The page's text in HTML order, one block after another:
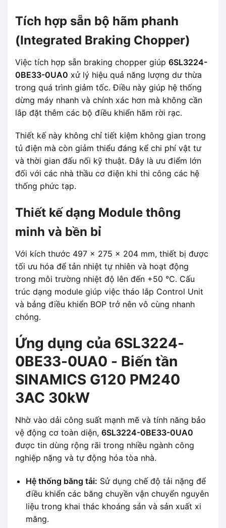
Tích hợp sẵn bộ hãm phanh
(Integrated Braking Chopper)
Việc tích hợp sẵn braking chopper giúp 6SL3224-
0BE33-0UA0 xử lý hiệu quả năng lượng dư thừa
trong quá trình giảm tốc. Điều này giúp hệ thống
dừng máy nhanh và chính xác hơn mà không cần
lắp đặt thêm các bộ điều khiển hãm rời rạc.
Thiết kế này không chỉ tiết kiệm không gian trong
tủ điện mà còn giảm thiểu đáng kể chi phí vật tư
và thời gian đấu nối kỹ thuật. Đây là ưu điểm lớn
đối với các nhà thầu cơ điện khi thi công các hệ
thống phức tạp.
Thiết kế dạng Module thông
minh và bền bỉ
Với kích thước 497 x 275 x 204 mm, thiết bị được
tối ưu hóa để tản nhiệt tự nhiên và hoạt động
trong môi trường nhiệt độ lên đến +50 °C. Cấu
trúc dạng module giúp việc tháo lắp Control Unit
và bảng điều khiển BOP trở nên vô cùng nhanh
chóng.
Ứng dụng của 6SL3224-
0BE33-0UA0 - Biến tần
SINAMICS G120 PM240
3AC 30kW
Nhờ vào dải công suất mạnh mẽ và tính năng bảo
vệ động cơ toàn diện, 6SL3224-0BE33-0UA0
được tin dùng rộng rãi trong nhiều ngành công
nghiệp nặng và tự động hóa tòa nhà.
Hệ thống băng tải: Sử dụng chế độ tải nặng để
điều khiển các băng chuyền vận chuyển nguyên
liệu trong khai thác khoáng sản và sản xuất xi
măng.